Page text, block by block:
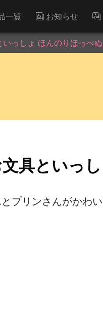
一覧 お知らせ
いっしょ ほんのりほっぺ
文具といっ
プリンさんがかわ